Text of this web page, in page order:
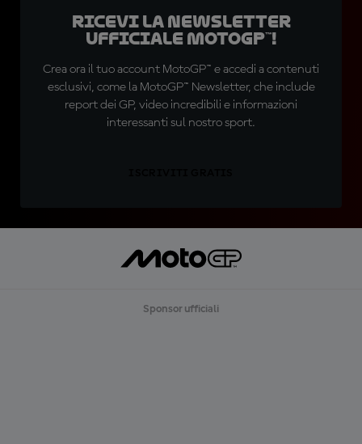
Ricevi la newsletter
ufficiale MotoGP™!
Crea ora il tuo account MotoGP™ e accedi a contenuti
esclusivi, come la MotoGP™ Newsletter, che include
report dei GP, video incredibili e informazioni
interessanti sul nostro sport.
Sponsor ufficiali